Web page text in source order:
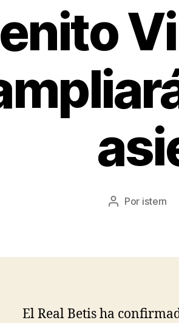
Autor
Por istern
El Real Betis ha